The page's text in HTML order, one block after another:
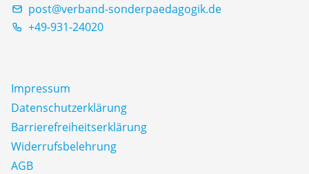
post@verband-sonderpaedagogik.de
+49-931-24020
Impressum
Datenschutz­erklärung
Barrierefreiheitserklärung
Widerrufsbelehrung
AGB